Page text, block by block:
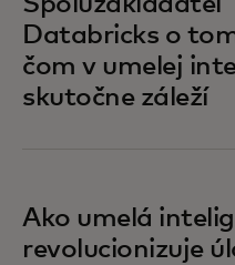
Databricks o
čom v umelej
skutočne záleží
Ako umelá
revolucionizuje